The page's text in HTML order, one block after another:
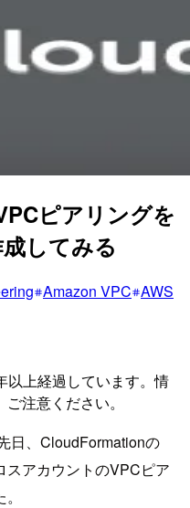
ピアリングを
してみる
Amazon VPC AWS
以上経過しています。情
注意ください。
日、CloudFormationの
スアカウントのVPCピア